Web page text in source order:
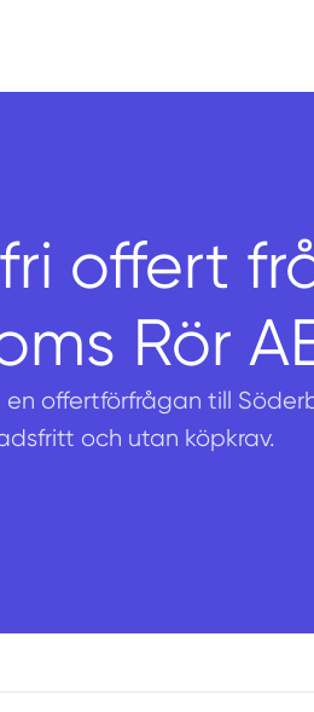
offert
Rör
offertförfrågan till
och utan köpkrav.